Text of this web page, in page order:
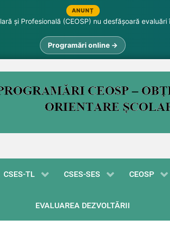
ANUNȚ
și Profesională (CEOSP) nu desfășoară
Programări online →
CSES-TL CSES-SES CEOSP
EVALUAREA DEZVOLTĂRII